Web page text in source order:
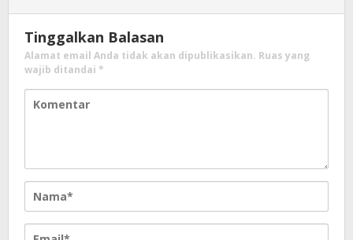
Tinggalkan Balasan
Alamat email Anda tidak akan dipublikasikan. Ruas yang
wajib ditandai *